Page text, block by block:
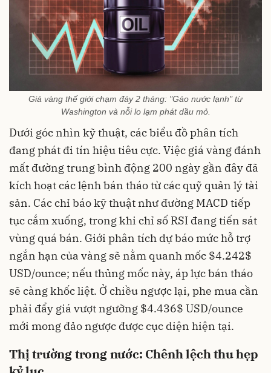
Giá vàng thế giới chạm đáy 2 tháng: "Gáo nước lạnh" từ
Washington và nỗi lo lạm phát dầu mỏ.
Dưới góc nhìn kỹ thuật, các biểu đồ phân tích
đang phát đi tín hiệu tiêu cực. Việc giá vàng đánh
mất đường trung bình động 200 ngày gần đây đã
kích hoạt các lệnh bán tháo từ các quỹ quản lý tài
sản. Các chỉ báo kỹ thuật như đường MACD tiếp
tục cắm xuống, trong khi chỉ số RSI đang tiến sát
vùng quá bán. Giới phân tích dự báo mức hỗ trợ
ngắn hạn của vàng sẽ nằm quanh mốc $4.242$
USD/ounce; nếu thủng mốc này, áp lực bán tháo
sẽ càng khốc liệt. Ở chiều ngược lại, phe mua cần
phải đẩy giá vượt ngưỡng $4.436$ USD/ounce
mới mong đảo ngược được cục diện hiện tại.
Thị trường trong nước: Chênh lệch thu hẹp